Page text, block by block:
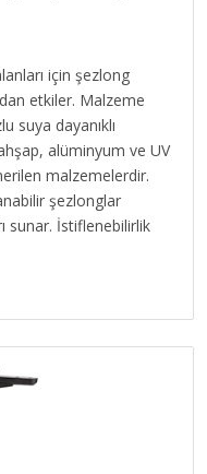
için şezlong
etkiler. Malzeme
suya dayanıklı
alüminyum ve UV
malzemelerdir.
şezlonglar
sunar. İstiflenebilirlik